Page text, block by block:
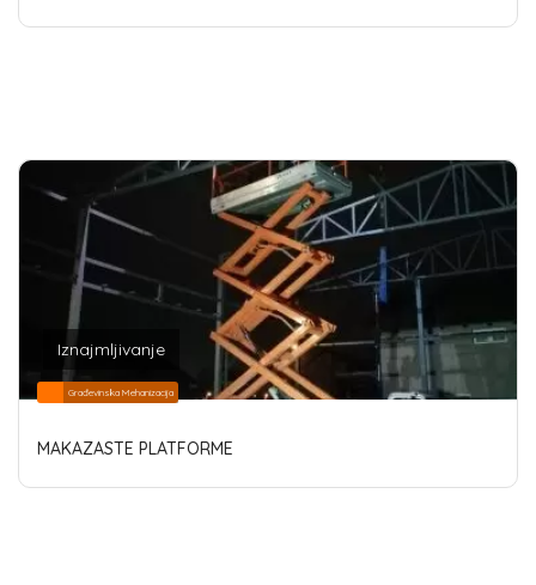
Iznajmljivanje
Građevinska Mehanizacija
MAKAZASTE PLATFORME